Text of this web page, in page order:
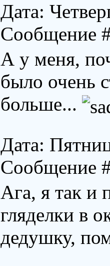
Дата:
Сообщение
А у меня,
было очень
больше...
Дата:
Сообщение
Ага, я так и
гляделки в
дедушку,